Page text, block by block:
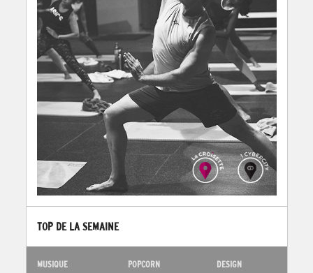
TOP DE LA SEMAINE
MUSIQUE POPCORN DESIGN